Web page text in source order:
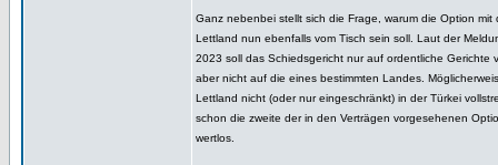
Ganz nebenbei stellt sich die Frage, warum die Option mit
Lettland nun ebenfalls vom Tisch sein soll. Laut der
2023 soll das Schiedsgericht nur auf ordentliche Gerichte
aber nicht auf die eines bestimmten Landes.
Lettland nicht (oder nur eingeschränkt) in der Türkei
schon die zweite der in den Verträgen vorgesehenen
wertlos.